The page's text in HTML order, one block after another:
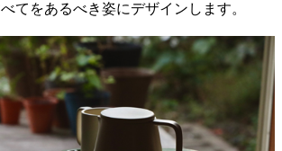
てをあるべき姿にデザインします。